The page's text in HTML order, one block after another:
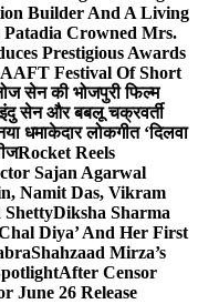
Builder And A Living
Patadia Crowned Mrs.
Prestigious Awards
Festival Of Short
सेन की भोजपुरी फिल्म
सेन और बबलू चक्रवर्ती
धमाकेदार लोकगीत ‘दिलवा
Rocket Reels
Sajan Agarwal
Namit Das, Vikram
Diksha Sharma
Diya’ And Her First
Shahzaad Mirza’s
After Censor
June 26 Release